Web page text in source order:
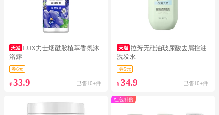
LUX力士烟酰胺植萃香氛沐
浴露
券6元
¥ 33.9 已售10+件
拉芳无硅油玻尿酸去屑控油
洗发水
券5元
¥34.9 已售10+件
红包补贴